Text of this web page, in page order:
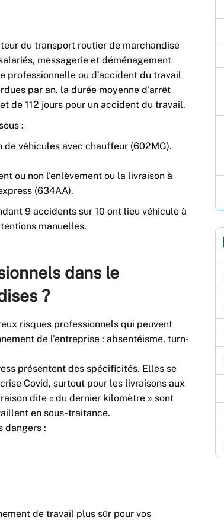
du transport routier de marchandise
messagerie et déménagement
professionnelle ou d’accident du travail
par an. la durée moyenne d’arrêt
de 112 jours pour un accident du travail.
:
véhicules avec chauffeur (602MG).
ou non l'enlèvement ou la livraison à
(634AA).
9 accidents sur 10 ont lieu véhicule à
manuelles.
dans le
?
risques professionnels qui peuvent
de l’entreprise : absentéisme, turn-
présentent des spécificités. Elles se
Covid, surtout pour les livraisons aux
dite « du dernier kilomètre » sont
en sous-traitance.
dangers :
de travail plus sûr pour vos